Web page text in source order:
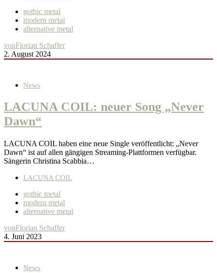
gothic metal
modern metal
alternative metal
vonFlorian Schaffer
2. August 2024
News
LACUNA COIL: neuer Song „Never
Dawn“
LACUNA COIL haben eine neue Single veröffentlicht: „Never
Dawn“ ist auf allen gängigen Streaming-Plattformen verfügbar.
Sängerin Christina Scabbia…
LACUNA COIL
gothic metal
modern metal
alternative metal
vonFlorian Schaffer
4. Juni 2023
News